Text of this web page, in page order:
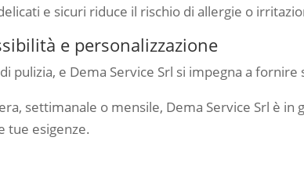
e sicuri riduce il rischio di allergie o
e personalizzazione
pulizia, e Dema Service Srl si impegna a
settimanale o mensile, Dema Service Srl è
tue esigenze.